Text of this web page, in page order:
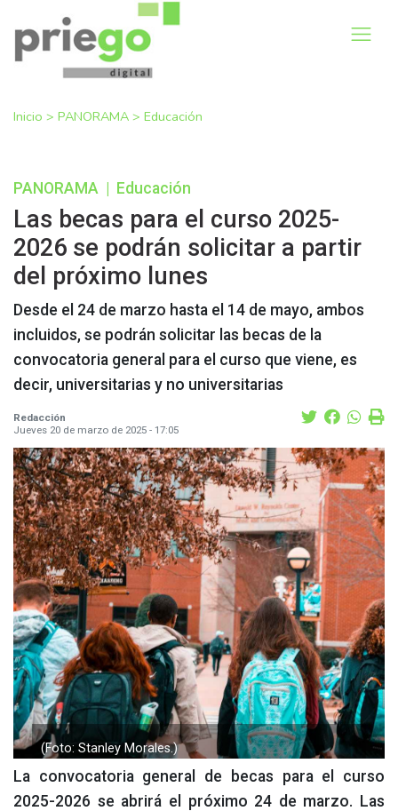
Inicio > PANORAMA > Educación
PANORAMA Educación
Las becas para el curso 2025-
2026 se podrán solicitar a partir
del próximo lunes
Desde el 24 de marzo hasta el 14 de mayo, ambos
incluidos, se podrán solicitar las becas de la
convocatoria general para el curso que viene, es
decir, universitarias y no universitarias
Redacción
Jueves 20 de marzo de 2025 - 17:05
(Foto: Stanley Morales.)
La convocatoria general de becas para el curso
2025-2026 se abrirá el próximo 24 de marzo. Las